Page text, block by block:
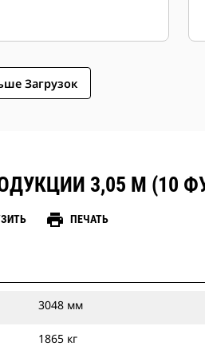
Загрузок
3,05 М (10
print ПЕЧАТЬ
3048 мм
1865 кг